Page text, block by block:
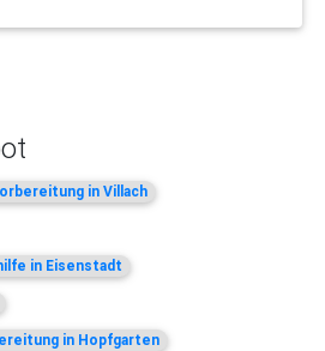
in Villach
in Eisenstadt
in Hopfgarten